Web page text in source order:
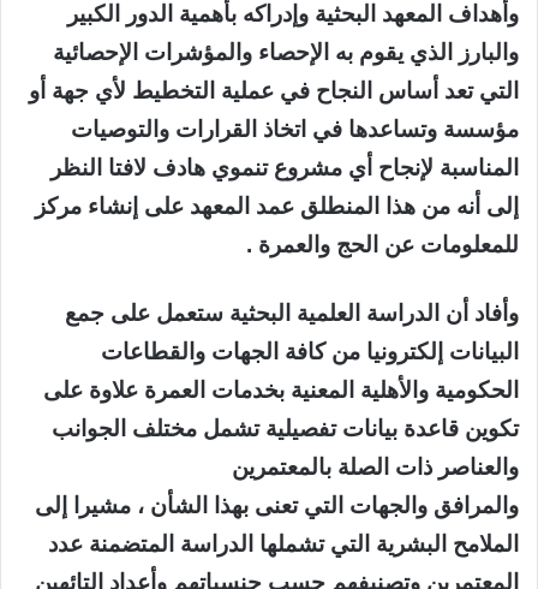
وأهداف المعهد البحثية وإدراكه بأهمية الدور الكبير
والبارز الذي يقوم به الإحصاء والمؤشرات الإحصائية
التي تعد أساس النجاح في عملية التخطيط لأي جهة أو
مؤسسة وتساعدها في اتخاذ القرارات والتوصيات
المناسبة لإنجاح أي مشروع تنموي هادف لافتا النظر
إلى أنه من هذا المنطلق عمد المعهد على إنشاء مركز
للمعلومات عن الحج والعمرة .
وأفاد أن الدراسة العلمية البحثية ستعمل على جمع
البيانات إلكترونيا من كافة الجهات والقطاعات
الحكومية والأهلية المعنية بخدمات العمرة علاوة على
تكوين قاعدة بيانات تفصيلية تشمل مختلف الجوانب
والعناصر ذات الصلة بالمعتمرين
والمرافق والجهات التي تعنى بهذا الشأن ، مشيرا إلى
الملامح البشرية التي تشملها الدراسة المتضمنة عدد
المعتمرين وتصنيفهم حسب جنسياتهم وأعداد التائهين